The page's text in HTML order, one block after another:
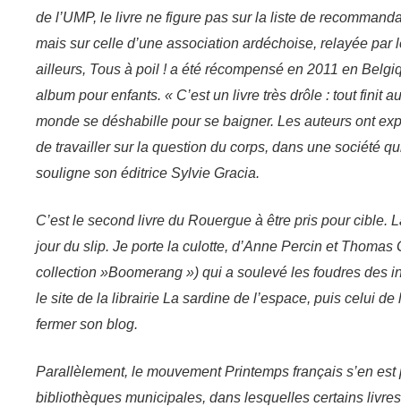
de l’UMP, le livre ne figure pas sur la liste de
mais sur celle d’une association ardéchoise, relayée parl
ailleurs, Tous à poil ! a été récompensé en 2011 en
album pour enfants. « C’est un livre très drôle : tout finit
monde se déshabille pour se baigner. Les auteurs ont
de travailler sur la question du corps, dans une société
souligne son éditrice Sylvie Gracia.
C’est le second livre du Rouergue à être pris pour cible.
jour du slip. Je porte la culotte, d’Anne Percin et Thomas
collection »Boomerang ») qui a soulevé les foudres des
le site de la librairie La sardine de l’espace, puis celui de
fermer son blog.
Parallèlement, le mouvement Printemps français s’en
bibliothèques municipales, dans lesquelles certains